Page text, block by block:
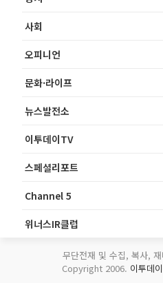
사회
오피니언
문화·라이프
뉴스발전소
이투데이TV
스페셜리포트
Channel 5
위너스IR클럽
무단전재 및 수집, 복사,
Copyright 2006. 이투데이